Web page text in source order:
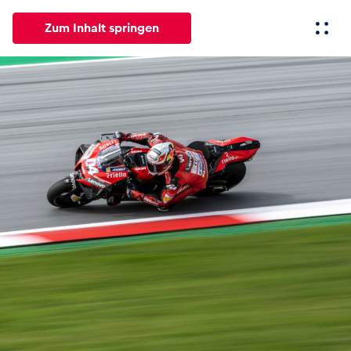
Zum Inhalt springen
News Events Erlebnisse Seiten
News
Alle anzeigen
Events